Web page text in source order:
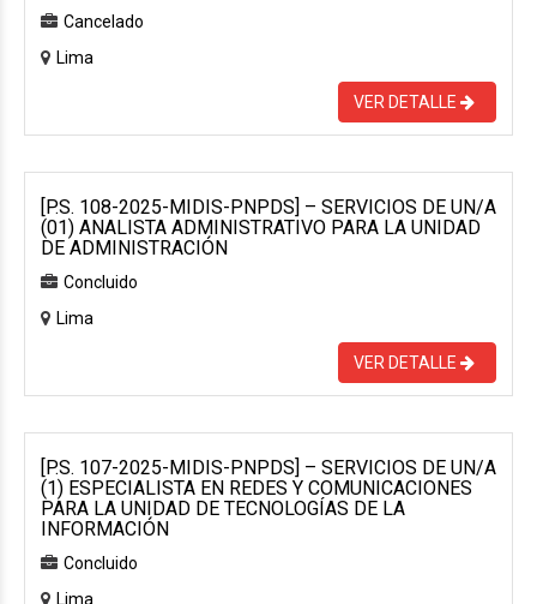
Cancelado
Lima
VER DETALLE
[P.S. 108-2025-MIDIS-PNPDS] – SERVICIOS DE UN/A
(01) ANALISTA ADMINISTRATIVO PARA LA UNIDAD
DE ADMINISTRACIÓN
Concluido
Lima
VER DETALLE
[P.S. 107-2025-MIDIS-PNPDS] – SERVICIOS DE UN/A
(1) ESPECIALISTA EN REDES Y COMUNICACIONES
PARA LA UNIDAD DE TECNOLOGÍAS DE LA
INFORMACIÓN
Concluido
Lima